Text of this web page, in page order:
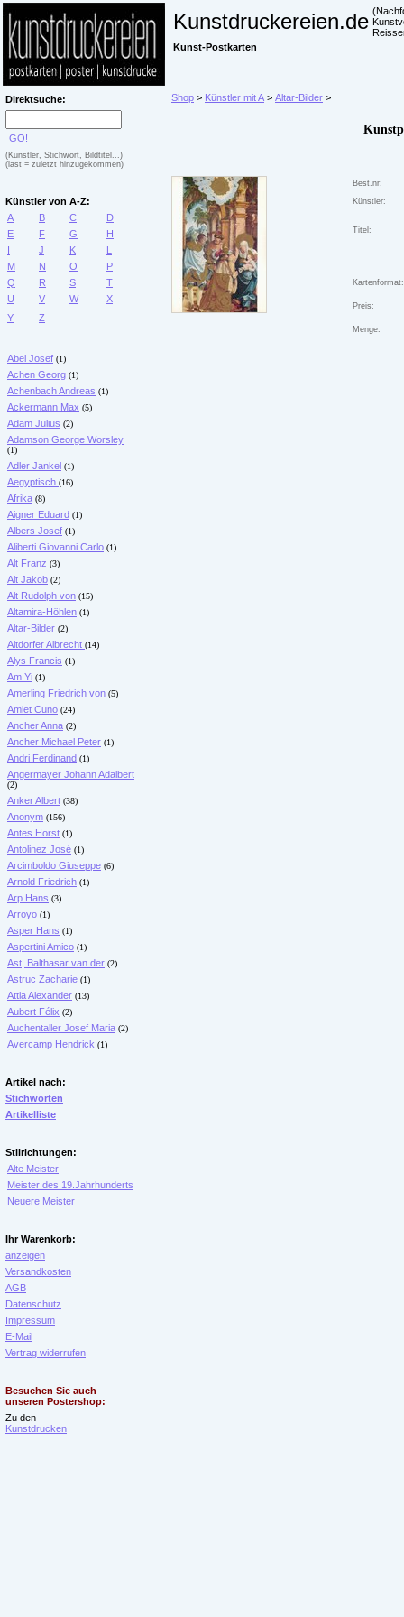
Kunstdruckereien.de
Kunst-Postkarten
Direktsuche:
GO!
(Künstler, Stichwort, Bildtitel...)
(last = zuletzt hinzugekommen)
Künstler von A-Z:
A
B C
D
E
F G
H
I
J K
L
M
N O
P
Q
R S
T
U
V W
X
Y
Z
Abel Josef (1)
Achen Georg (1)
Achenbach Andreas (1)
Ackermann Max (5)
Adam Julius (2)
Adamson George Worsley
(1)
Adler Jankel (1)
Aegyptisch (16)
Afrika (8)
Aigner Eduard (1)
Albers Josef (1)
Aliberti Giovanni Carlo (1)
Alt Franz (3)
Alt Jakob (2)
Alt Rudolph von (15)
Altamira-Höhlen (1)
Altar-Bilder (2)
Altdorfer Albrecht (14)
Alys Francis (1)
Am Yi (1)
Amerling Friedrich von (5)
Amiet Cuno (24)
Ancher Anna (2)
Ancher Michael Peter (1)
Andri Ferdinand (1)
Angermayer Johann Adalbert
(2)
Anker Albert (38)
Anonym (156)
Antes Horst (1)
Antolinez José (1)
Arcimboldo Giuseppe (6)
Arnold Friedrich (1)
Arp Hans (3)
Arroyo (1)
Asper Hans (1)
Aspertini Amico (1)
Ast, Balthasar van der (2)
Astruc Zacharie (1)
Attia Alexander (13)
Aubert Félix (2)
Auchentaller Josef Maria (2)
Avercamp Hendrick (1)
Artikel nach:
Stichworten
Artikelliste
Stilrichtungen:
Alte Meister
Meister des 19.Jahrhunderts
Neuere Meister
Ihr Warenkorb:
anzeigen
Versandkosten
AGB
Datenschutz
Impressum
E-Mail
Vertrag widerrufen
Besuchen Sie auch
unseren Postershop:
Zu den
Kunstdrucken
Shop > Künstler mit A > Altar-Bilder >
Best.nr:
Künstler:
Titel:
Kartenformat:
Preis:
Menge: